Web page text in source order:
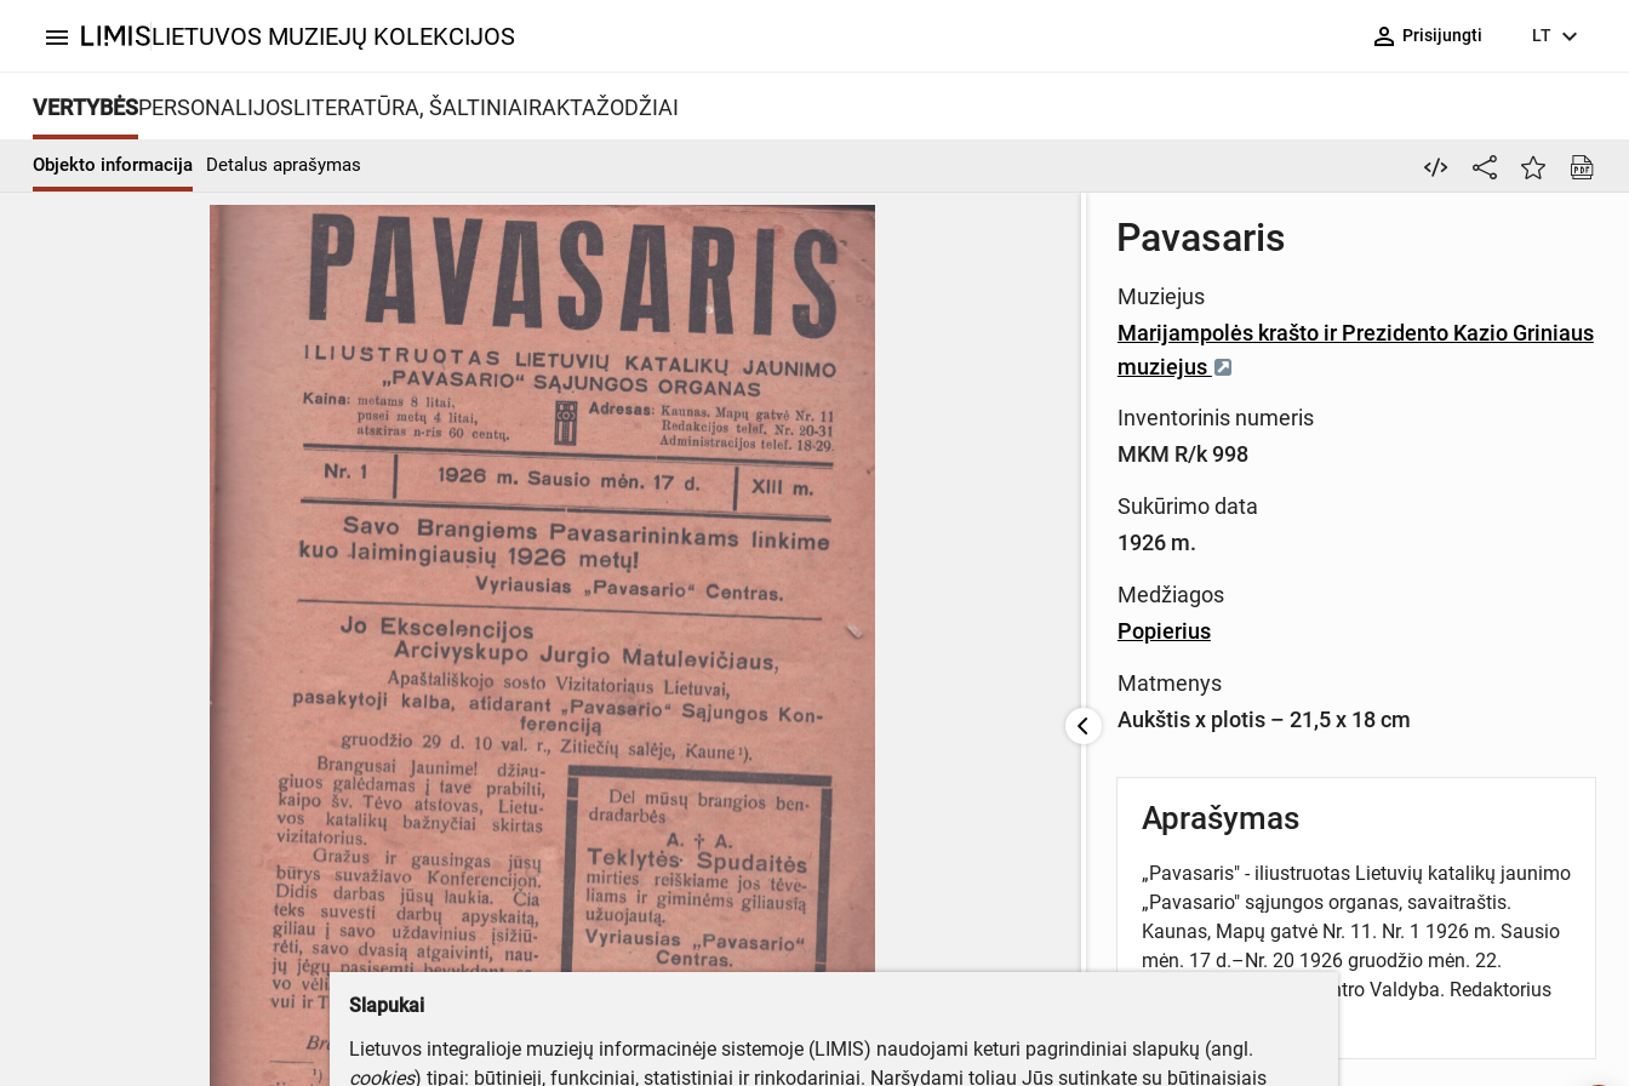
menu LIETUVOS MUZIEJŲ KOLEKCIJOS person_outline Prisijungti LT expand_more
VERTYBĖSPERSONALIJOSLITERATŪRA, ŠALTINIAIRAKTAŽODŽIAI
Objekto informacija Detalus aprašymas
Pavasaris
Muziejus
Marijampolės krašto ir Prezidento Kazio Griniaus
muziejus
Inventorinis numeris
MKM R/k 998
Sukūrimo data
1926 m.
Medžiagos
Popierius
Matmenys
Aukštis x plotis – 21,5 x 18 cm
Aprašymas
„Pavasaris" - iliustruotas Lietuvių katalikų jaunimo
„Pavasario" sąjungos organas, savaitraštis.
Kaunas, Mapų gatvė Nr. 11. Nr. 1 1926 m. Sausio
mėn. 17 d.–Nr. 20 1926 gruodžio mėn. 22.
Leidėjas Pavasario Centro Valdyba. Redaktorius
Slapukai
Lietuvos integralioje muziejų informacinėje sistemoje (LIMIS) naudojami keturi pagrindiniai slapukų (angl.
cookies) tipai: būtinieji, funkciniai, statistiniai ir rinkodariniai. Naršydami toliau Jūs sutinkate su būtinaisiais